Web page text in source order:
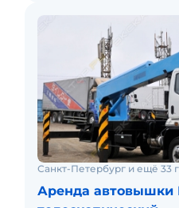
Санкт-Петербург и ещё 33
Аренда автовышки